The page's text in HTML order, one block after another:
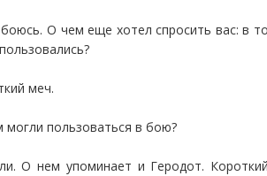
О чем еще хотел спросить вас: в
меч.
пользоваться в бою?
О нем упоминает и Геродот.